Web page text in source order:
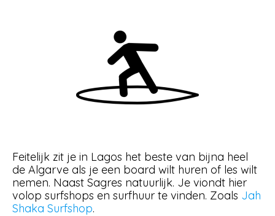
Feitelijk zit je in Lagos het beste van bijna heel
de Algarve als je een board wilt huren of les wilt
nemen. Naast Sagres natuurlijk. Je viondt hier
volop surfshops en surfhuur te vinden. Zoals Jah
Shaka Surfshop.